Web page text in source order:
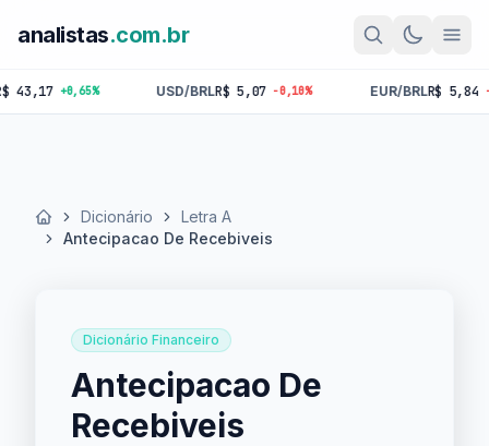
analistas.com.br
+0,65% USD/BRLR$ 5,07 -0,10% EUR/BRLR$ 5,84 -0,18%
Início Dicionário
Letra A
Antecipacao De Recebiveis
Dicionário Financeiro
Antecipacao De
Recebiveis